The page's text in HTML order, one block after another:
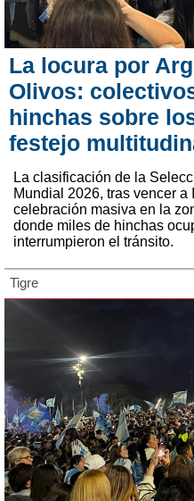
La locura por
Olivos:
hinchas sobre
festejo
La clasificación de la
Mundial 2026, tras vencer a
celebración masiva en la
donde miles de hinchas
interrumpieron el tránsito.
Tigre